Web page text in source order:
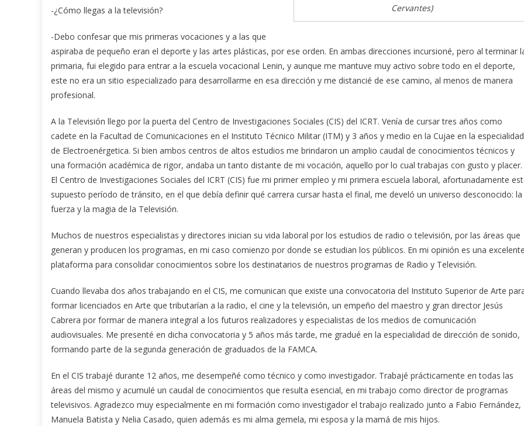
Cervantes)
-¿Cómo llegas a la televisión?
-Debo confesar que mis primeras vocaciones y a las que
aspiraba de pequeño eran el deporte y las artes plásticas, por ese orden. En ambas direcciones incursioné, pero al terminar
primaria, fui elegido para entrar a la escuela vocacional Lenin, y aunque me mantuve muy activo sobre todo en el deporte,
este no era un sitio especializado para desarrollarme en esa dirección y me distancié de ese camino, al menos de manera
profesional.
A la Televisión llego por la puerta del Centro de Investigaciones Sociales (CIS) del ICRT. Venía de cursar tres años como
cadete en la Facultad de Comunicaciones en el Instituto Técnico Militar (ITM) y 3 años y medio en la Cujae en la especialidad
de Electroenérgetica. Si bien ambos centros de altos estudios me brindaron un amplio caudal de conocimientos técnicos y
una formación académica de rigor, andaba un tanto distante de mi vocación, aquello por lo cual trabajas con gusto y placer.
El Centro de Investigaciones Sociales del ICRT (CIS) fue mi primer empleo y mi primera escuela laboral, afortunadamente
supuesto período de tránsito, en el que debía definir qué carrera cursar hasta el final, me develó un universo desconocido: la
fuerza y la magia de la Televisión.
Muchos de nuestros especialistas y directores inician su vida laboral por los estudios de radio o televisión, por las áreas que
generan y producen los programas, en mi caso comienzo por donde se estudian los públicos. En mi opinión es una
plataforma para consolidar conocimientos sobre los destinatarios de nuestros programas de Radio y Televisión.
Cuando llevaba dos años trabajando en el CIS, me comunican que existe una convocatoria del Instituto Superior de Arte
formar licenciados en Arte que tributarían a la radio, el cine y la televisión, un empeño del maestro y gran director Jesús
Cabrera por formar de manera integral a los futuros realizadores y especialistas de los medios de comunicación
audiovisuales. Me presenté en dicha convocatoria y 5 años más tarde, me gradué en la especialidad de dirección de sonido,
formando parte de la segunda generación de graduados de la FAMCA.
En el CIS trabajé durante 12 años, me desempeñé como técnico y como investigador. Trabajé prácticamente en todas las
áreas del mismo y acumulé un caudal de conocimientos que resulta esencial, en mi trabajo como director de programas
televisivos. Agradezco muy especialmente en mi formación como investigador el trabajo realizado junto a Fabio Fernández,
Manuela Batista y Nelia Casado, quien además es mi alma gemela, mi esposa y la mamá de mis hijos.